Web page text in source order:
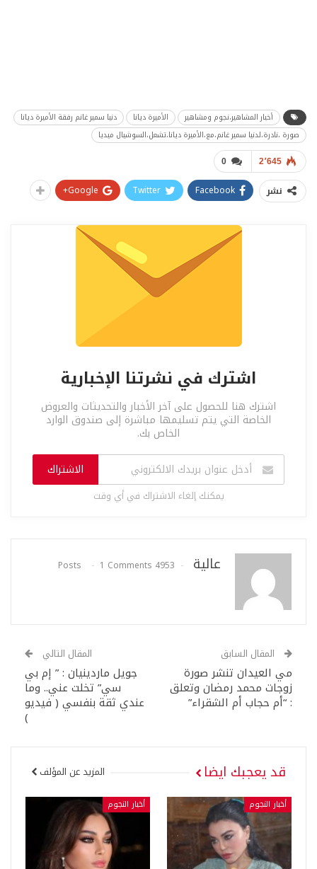
أخبار المشاهير،نجوم ومشاهير الأميرة ديانا
دنيا سمير غانم رفقة الأميرة ديانا
صورة ،نادرة،لدنيا سمير غانم،مع،الأميرة ديانا،تشعل،السوشيال ميديا
0 2٬645
نشر Facebook
Twitter
Google+
اشترك في نشرتنا الإخبارية
اشترك هنا للحصول على آخر الأخبار والتحديثات والعروض
الخاصة التي يتم تسليمها مباشرة إلى صندوق الوارد
الخاص بك.
الاشتراك
يمكنك إلغاء الاشتراك في أي وقت
عالية 4953 Posts
1 Comments
المقال السابق
مي العيدان تنشر صورة
زوجات محمد رمضان وتعلق
: “أم حجاب أم الشقراء”
المقال التالي
جويل ماردينيان : ” إم بي
سي” تخلت عني.. وما
عندي ثقة بنفسي ( فيديو
)
قد يعجبك ايضا المزيد عن المؤلف
أخبار النجوم أخبار النجوم